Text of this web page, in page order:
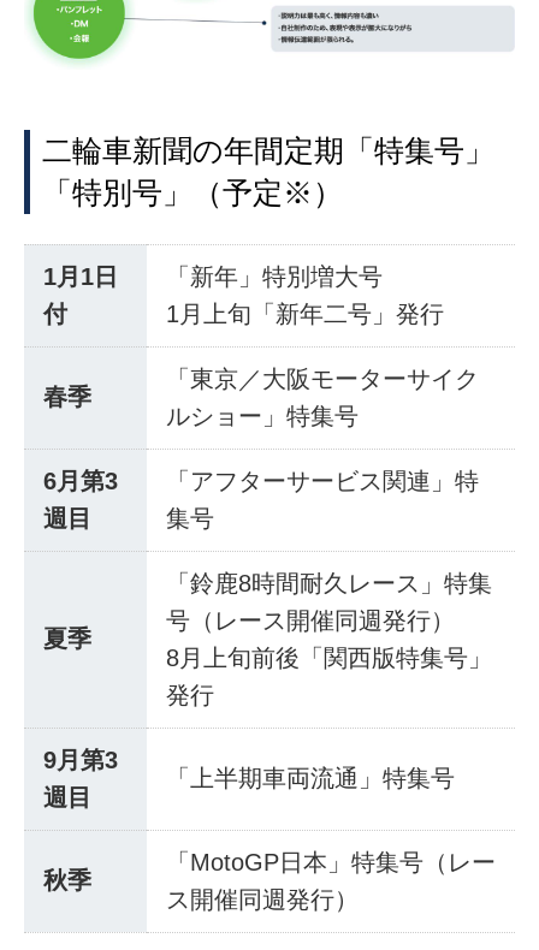
二輪車新聞の年間定期「特集号」
「特別号」（予定※）
1月1日
付
「新年」特別増大号
1月上旬「新年二号」発行
春季
「東京／大阪モーターサイク
ルショー」特集号
6月第3
週目
「アフターサービス関連」特
集号
夏季
「鈴鹿8時間耐久レース」特集
号（レース開催同週発行）
8月上旬前後「関西版特集号」
発行
9月第3
週目
「上半期車両流通」特集号
秋季
「MotoGP日本」特集号（レー
ス開催同週発行）